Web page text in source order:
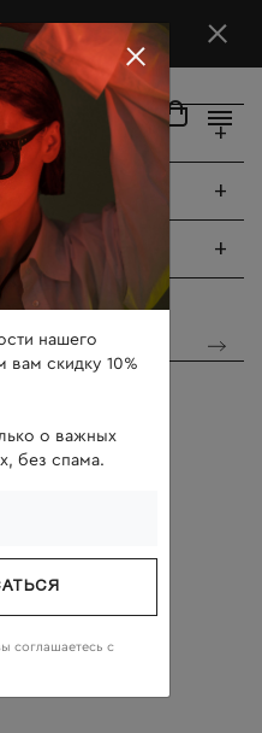
нашего
скидку 10%
о важных
без спама.
соглашаетесь c
+
+
+